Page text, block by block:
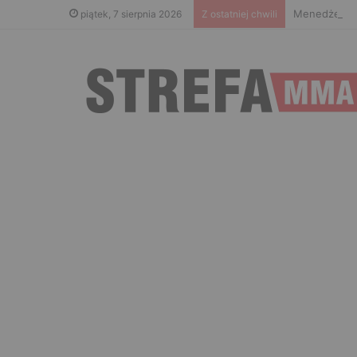
piątek, 7 sierpnia 2026 Z ostatniej chwili Menedżer